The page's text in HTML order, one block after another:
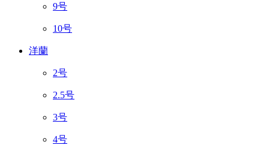
9号
10号
洋蘭
2号
2.5号
3号
4号